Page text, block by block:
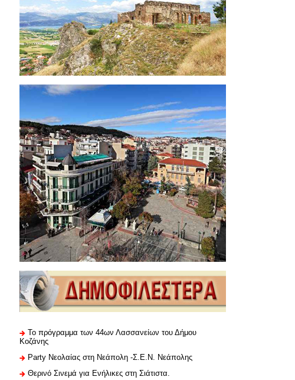
Το πρόγραμμα των 44ων Λασσανείων του Δήμου
Κοζάνης
Party Νεολαίας στη Νεάπολη -Σ.Ε.Ν. Νεάπολης
Θερινό Σινεμά για Ενήλικες στη Σιάτιστα.